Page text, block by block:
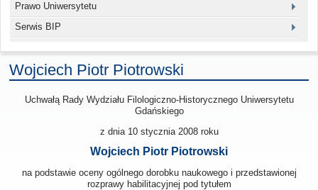
Prawo Uniwersytetu
Serwis BIP
Wojciech Piotr Piotrowski
Uchwałą Rady Wydziału Filologiczno-Historycznego Uniwersytetu
Gdańskiego
z dnia 10 stycznia 2008roku
Wojciech Piotr Piotrowski
na podstawie oceny ogólnego dorobku naukowego i przedstawionej
rozprawy habilitacyjnej pod tytułem